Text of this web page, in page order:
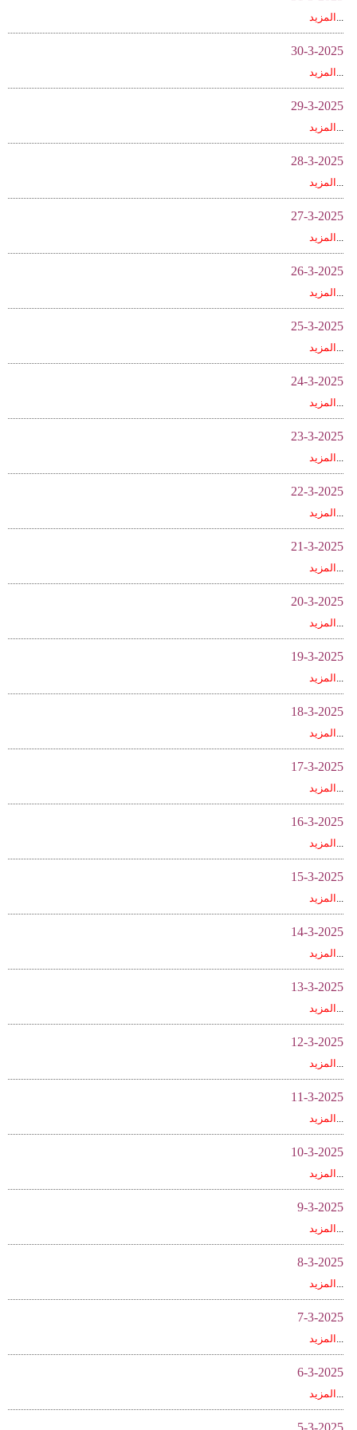
تعليم
مدوَّنات
سيارات
... المزيد
30-3-2025
... المزيد
29-3-2025
... المزيد
28-3-2025
... المزيد
27-3-2025
... المزيد
26-3-2025
... المزيد
25-3-2025
... المزيد
24-3-2025
... المزيد
23-3-2025
... المزيد
22-3-2025
... المزيد
21-3-2025
... المزيد
20-3-2025
... المزيد
19-3-2025
... المزيد
18-3-2025
... المزيد
17-3-2025
... المزيد
16-3-2025
... المزيد
15-3-2025
... المزيد
14-3-2025
... المزيد
13-3-2025
... المزيد
12-3-2025
... المزيد
11-3-2025
... المزيد
10-3-2025
... المزيد
9-3-2025
... المزيد
8-3-2025
... المزيد
7-3-2025
... المزيد
6-3-2025
... المزيد
5-3-2025